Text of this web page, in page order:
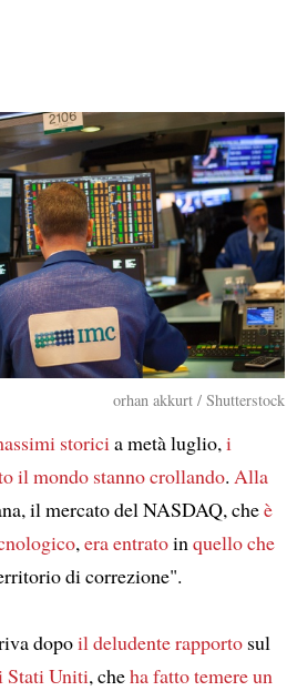
orhan akkurt / Shutterstock
storici a metà luglio, i
il mondo stanno crollando. Alla
il mercato del NASDAQ, cheè
, era entratoin quello che
di correzione".
dopoil deludente rapportosul
Stati Uniti, cheha fatto temereun